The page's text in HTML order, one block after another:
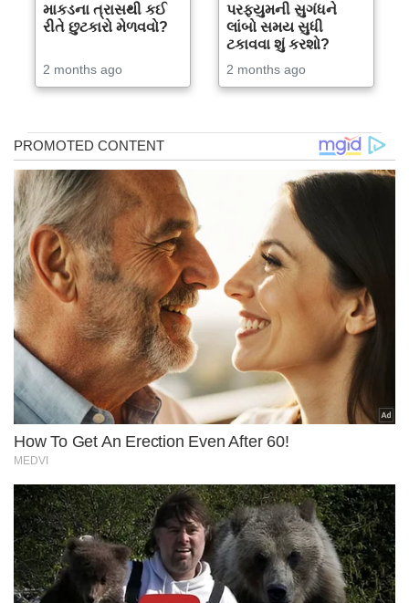
માકડના ત્રાસથી કઈ
રીતે છુટકારો મેળવવો?
2 months ago
પરફ્યુમની સુગંધને
લાંબો સમય સુધી
ટકાવવા શું કરશો?
2 months ago